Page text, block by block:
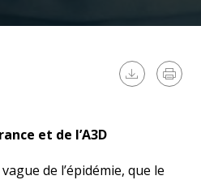
et de l’A3D
de l’épidémie, que le